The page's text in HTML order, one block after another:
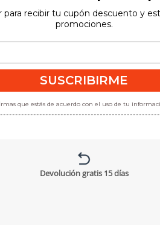
recibir tu cupón descuento y
promociones.
SUSCRIBIRME
que estás de acuerdo con el uso de tu
Devolución gratis 15 días